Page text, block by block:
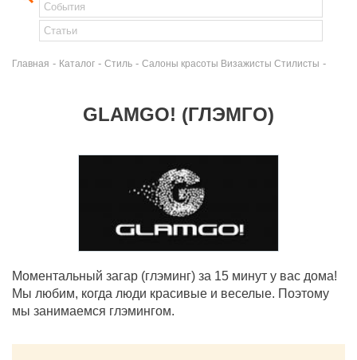
Главная - Каталог - Стиль - Салоны красоты Визажисты Стилисты -
GLAMGO! (ГЛЭМГО)
Моментальный загар (глэминг) за 15 минут у вас дома!
Мы любим, когда люди красивые и веселые. Поэтому
мы занимаемся глэмингом.